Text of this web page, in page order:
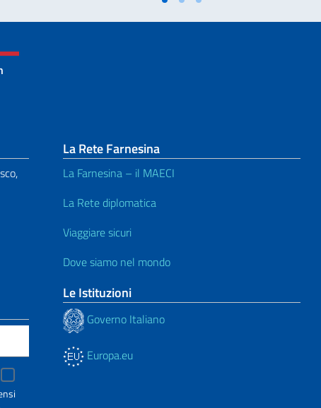
La Rete Farnesina
La Farnesina – il MAECI
La Rete diplomatica
Viaggiare sicuri
Dove siamo nel mondo
Le Istituzioni
Governo Italiano
Europa.eu